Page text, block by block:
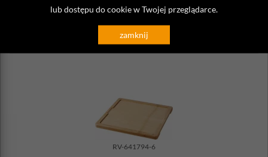
lub dostępu do cookie w Twojej przeglądarce.
zamknij
Wysyłkado 48 godzin
DO KOSZYKA
RV-641794-6